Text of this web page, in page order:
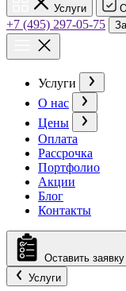
Услуги
+7 (495) 297-05-75
Услуги
О нас
Цены
Оплата
Рассрочка
Портфолио
Акции
Блог
Контакты
Оставить заявку
Услуги